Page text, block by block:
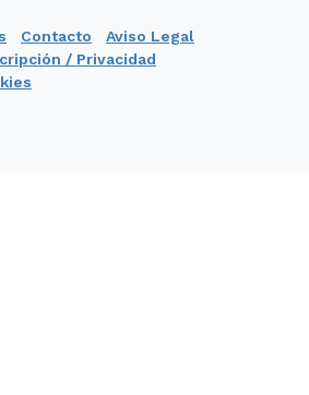
Contacto
Aviso Legal
/ Privacidad